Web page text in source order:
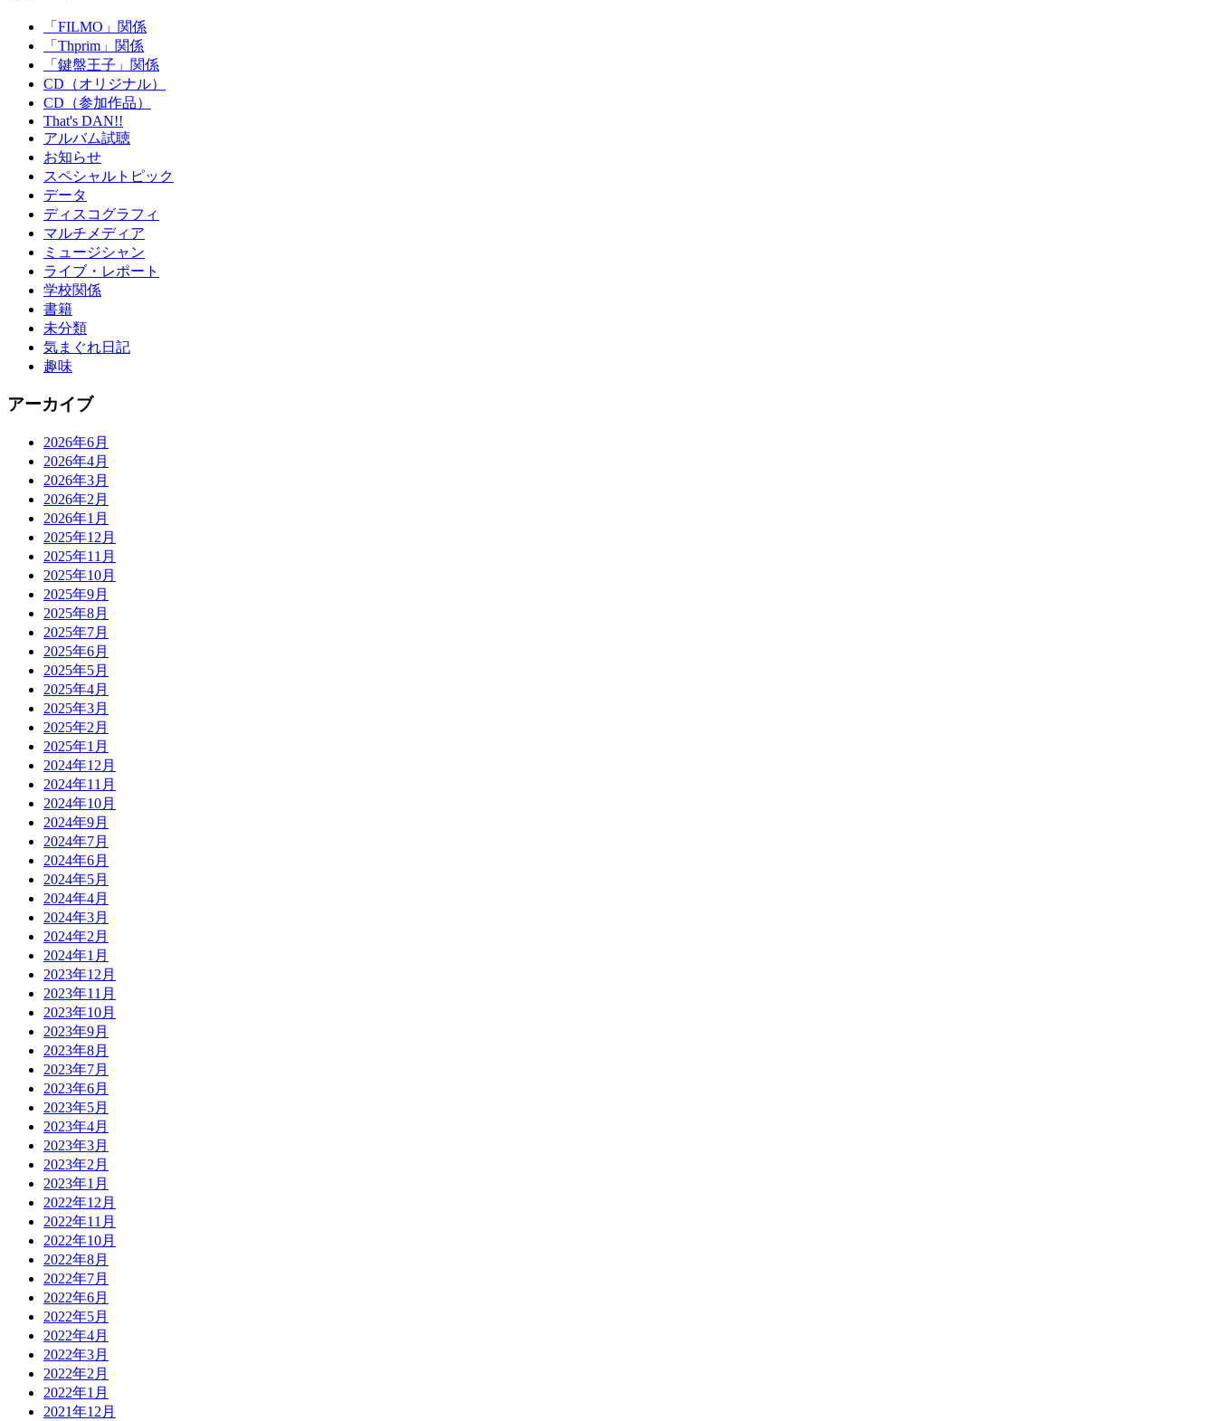
「FILMO」関係
「Thprim」関係
「鍵盤王子」関係
CD（オリジナル）
CD（参加作品）
That's DAN!!
アルバム試聴
お知らせ
スペシャルトピック
データ
ディスコグラフィ
マルチメディア
ミュージシャン
ライブ・レポート
学校関係
書籍
未分類
気まぐれ日記
趣味
アーカイブ
2026年6月
2026年4月
2026年3月
2026年2月
2026年1月
2025年12月
2025年11月
2025年10月
2025年9月
2025年8月
2025年7月
2025年6月
2025年5月
2025年4月
2025年3月
2025年2月
2025年1月
2024年12月
2024年11月
2024年10月
2024年9月
2024年7月
2024年6月
2024年5月
2024年4月
2024年3月
2024年2月
2024年1月
2023年12月
2023年11月
2023年10月
2023年9月
2023年8月
2023年7月
2023年6月
2023年5月
2023年4月
2023年3月
2023年2月
2023年1月
2022年12月
2022年11月
2022年10月
2022年8月
2022年7月
2022年6月
2022年5月
2022年4月
2022年3月
2022年2月
2022年1月
2021年12月